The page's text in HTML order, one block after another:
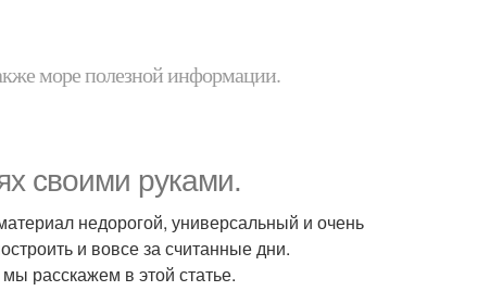
море полезной информации.
своими руками.
недорогой, универсальный и очень
и вовсе за считанные дни.
расскажем в этой статье.